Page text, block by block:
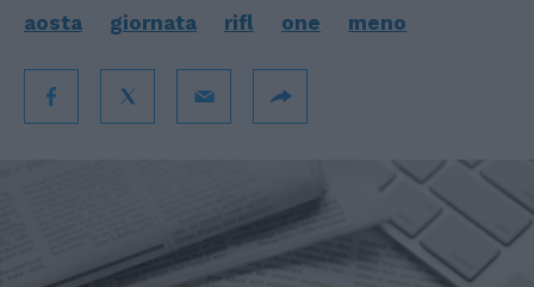
aosta giornata rifl one meno